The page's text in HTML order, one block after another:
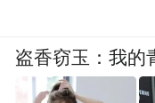
盗香窃玉：我的